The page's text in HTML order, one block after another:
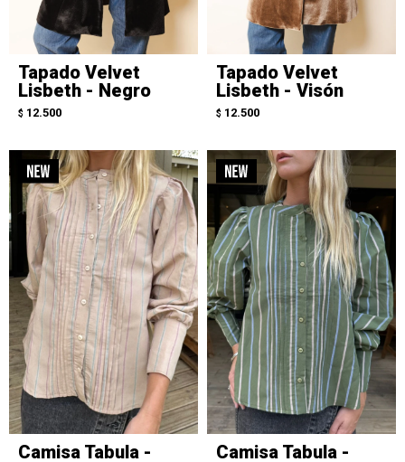
Tapado Velvet
Lisbeth - Negro
$ 12.500
Tapado Velvet
Lisbeth - Visón
$ 12.500
Camisa Tabula -
Camisa Tabula -